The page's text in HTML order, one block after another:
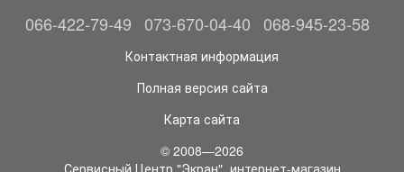
066-422-79-49 073-670-04-40 068-945-23-58
Контактная информация
Полная версия сайта
Карта сайта
© 2008—2026
Сервисный Центр "Экран", интернет-магазин